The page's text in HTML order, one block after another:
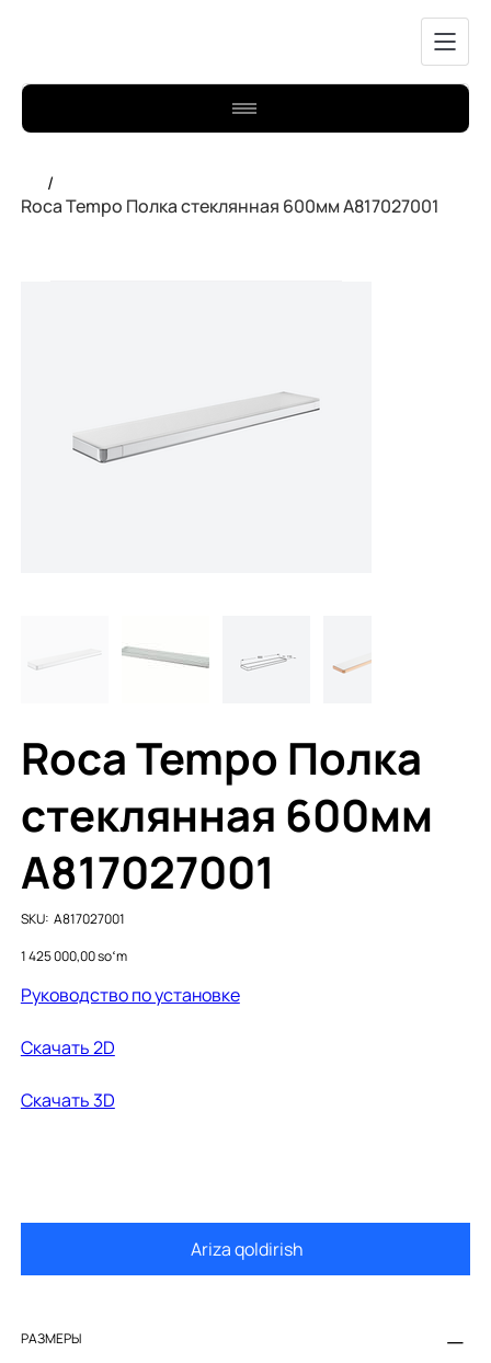
/
Roca Tempo Полка стеклянная 600мм A817027001
Roca Tempo Полка
стеклянная 600мм
A817027001
SKU:
SKU
A817027001
A817027001
Price
1 425 000,00 soʻm
Руководство по установке
Cкачать 2D
Скачать 3D
Ariza qoldirish
РАЗМЕРЫ